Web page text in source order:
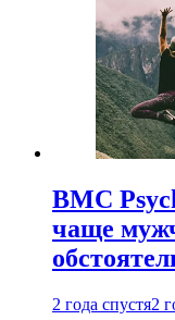
BMC
чаще
2 года спустя2